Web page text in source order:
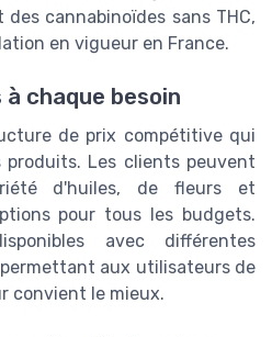
cannabinoïdes sans THC,
en vigueur en France.
chaque besoin
de prix compétitive qui
Les clients peuvent
d'huiles, de fleurs et
pour tous les budgets.
avec différentes
aux utilisateurs de
convient le mieux.